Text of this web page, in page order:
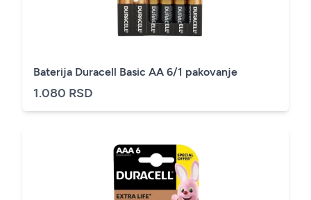
Baterija Duracell Basic AA 6/1 pakovanje
1.080 RSD